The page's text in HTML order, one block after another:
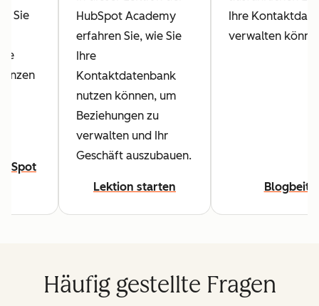
Sie
HubSpot Academy
erfahren Sie, wie Sie
Ihre
Kontaktdatenbank
nutzen können, um
Beziehungen zu
verwalten und Ihr
Geschäft auszubauen.
Lektion starten
Ihre
verwalten
Häufig gestellte Fragen